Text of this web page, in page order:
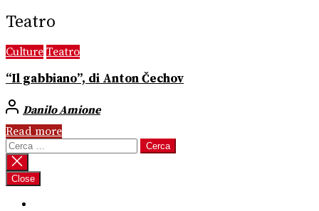
Teatro
Culture Teatro
“Il gabbiano”, di Anton Čechov
Danilo Amione
Read more
Ricerca
per:
Close